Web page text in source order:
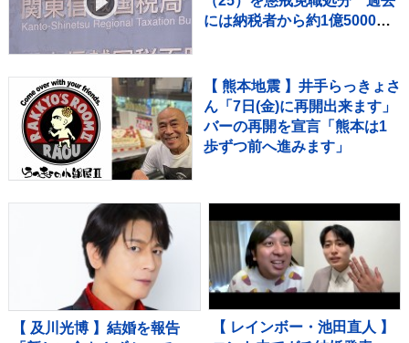
には納税者から約1億5000万
【 熊本地震 】井手らっきょさ
ん「7日(金)に再開出来ます」
バーの再開を宣言「熊本は1
歩ずつ前へ進みます」
【 及川光博 】結婚を報告
【 レインボー・池田直人 】